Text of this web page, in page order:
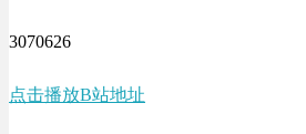
3070626
点击播放B站地址